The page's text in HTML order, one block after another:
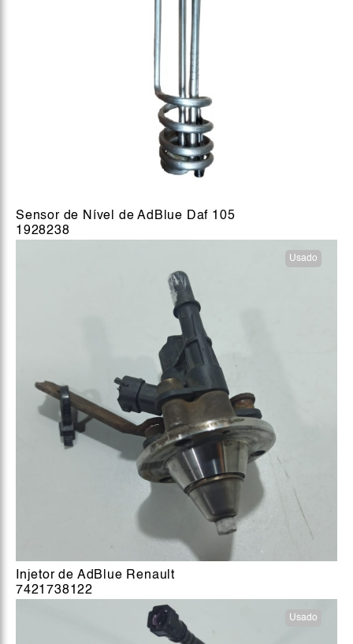
Sensor de Nível de AdBlue Daf 105
1928238
Usado
Injetor de AdBlue Renault
7421738122
Usado